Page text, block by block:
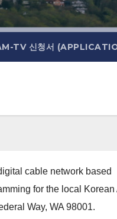
TV 신청서
cable network based
for the local
Way, WA 98001.